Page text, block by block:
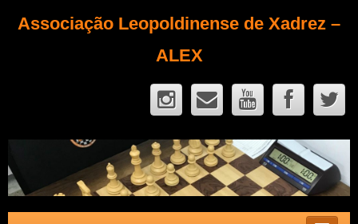
Associação Leopoldinense de Xadrez –
ALEX